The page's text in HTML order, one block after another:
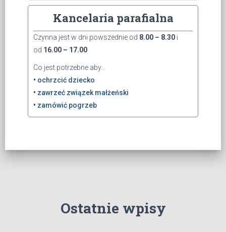
Kancelaria parafialna
Czynna jest w dni powszednie od 8.00 – 8.30 i
od 16.00 – 17.00
Co jest potrzebne aby...
• ochrzcić dziecko
• zawrzeć związek małżeński
• zamówić pogrzeb
Ostatnie wpisy